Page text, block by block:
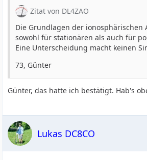
Zitat von DL4ZAO
Die Grundlagen der ionosphärischen
sowohl für stationären als auch für
Eine Unterscheidung macht keinen
73, Günter
Günter, das hatte ich bestätigt. Hab's
Lukas DC8CO